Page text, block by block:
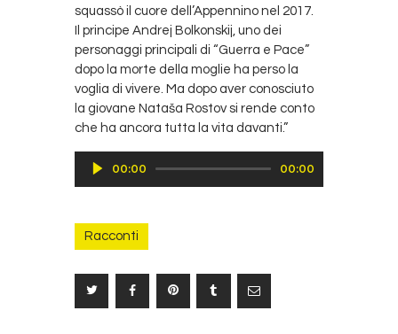
squassò il cuore dell’Appennino nel 2017.
Il principe Andrej Bolkonskij, uno dei
personaggi principali di “Guerra e Pace”
dopo la morte della moglie ha perso la
voglia di vivere. Ma dopo aver conosciuto
la giovane Nataša Rostov si rende conto
che ha ancora tutta la vita davanti.”
Audio
00:00 00:00
Racconti